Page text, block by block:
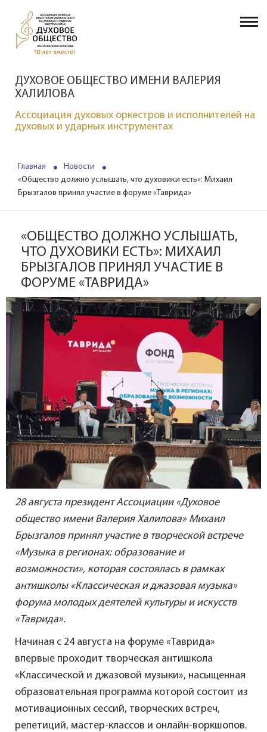
ДУХОВОЕ ОБЩЕСТВО ИМЕНИ ВАЛЕРИЯ
ХАЛИЛОВА
Ассоциация духовых оркестров и исполнителей на
духовых и ударных инструментах
Главная
Новости
«Общество должно услышать, что духовики есть»: Михаил
Брызгалов принял участие в форуме «Таврида»
«ОБЩЕСТВО ДОЛЖНО УСЛЫШАТЬ,
ЧТО ДУХОВИКИ ЕСТЬ»: МИХАИЛ
БРЫЗГАЛОВ ПРИНЯЛ УЧАСТИЕ В
ФОРУМЕ «ТАВРИДА»
28 августа президент Ассоциации «Духовое
общество имени Валерия Халилова» Михаил
Брызгалов принял участие в творческой встрече
«Музыка в регионах: образование и
возможности», которая состоялась в рамках
антишколы «Классическая и джазовая музыка»
форума молодых деятелей культуры и искусств
«Таврида».
Начиная с 24 августа на форуме «Таврида»
впервые проходит творческая антишкола
«Классической и джазовой музыки», насыщенная
образовательная программа которой состоит из
мотивационных сессий, творческих встреч,
репетиций, мастер-классов и онлайн-воркшопов.